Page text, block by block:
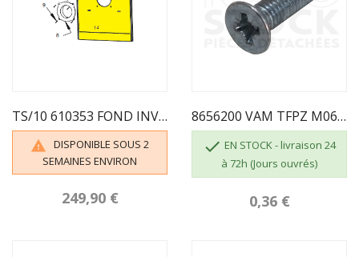
TS/10 610353 FOND INVICTA

DISPONIBLE SOUS 2
SEMAINES ENVIRON
249,90 €
8656200 VAM TFPZ M06X020 BRUT CL 4.8 INVICTA
 EN STOCK - livraison 24
à 72h (Jours ouvrés)
0,36 €